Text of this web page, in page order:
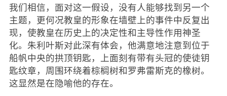
我们相信，面对这一假设，没有人能够找到另一个
主题，更何况教皇的形象在墙壁上的事件中反复出
现，使教皇在历史上的决定性和主导性作用神圣
化。朱利叶斯对此深有体会，他满意地注意到位于
船帆中央的拱顶钥匙，上面刻有带有头冠的使徒钥
匙纹章，周围环绕着棕榈树和罗弗雷斯克的橡树。
这显然是在隐喻他的存在。